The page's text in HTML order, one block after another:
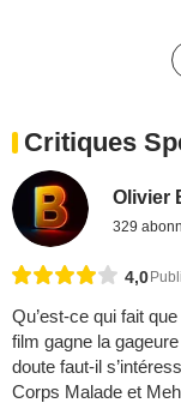
Critiques
Olivier
329
4,0
Qu’est-ce qui fait
film gagne la
doute faut-il
Corps Malade et